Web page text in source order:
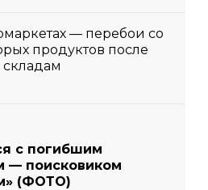
— перебои со
продуктов после
складам
с погибшим
поисковиком
(ФОТО)